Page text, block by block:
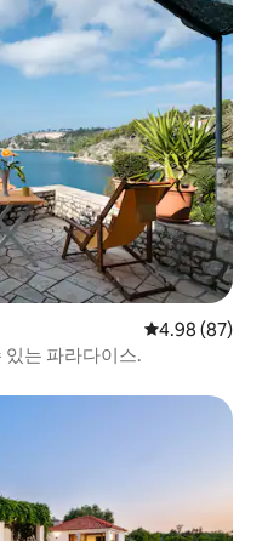
평점 4.98점(5
4.98 (87)
있는 파라다이스.